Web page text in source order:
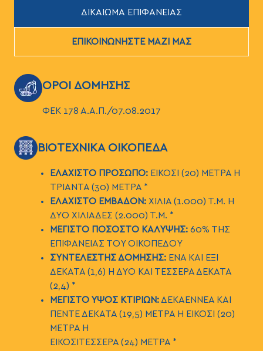
ΔΙΚΑΙΩΜΑ ΕΠΙΦΑΝΕΙΑΣ
ΕΠΙΚΟΙΝΩΝΗΣΤΕ ΜΑΖΙ ΜΑΣ
ΕΙΚΟΝΑΟΡΟΙ ΔΟΜΗΣΗΣ
ΦΕΚ 178 Α.Α.Π./07.08.2017
ΕΙΚΟΝΑΒΙΟΤΕΧΝΙΚΑ ΟΙΚΟΠΕΔΑ
ΕΛΑΧΙΣΤΟ ΠΡΟΣΩΠΟ:ΕΙΚΟΣΙ (20) ΜΕΤΡΑ Η
ΤΡΙΑΝΤΑ (30) ΜΕΤΡΑ *
ΕΛΑΧΙΣΤΟ ΕΜΒΑΔΟΝ:ΧΙΛΙΑ (1.000) Τ.Μ. Η
ΔΥΟ ΧΙΛΙΑΔΕΣ (2.000) Τ.Μ. *
ΜΕΓΙΣΤΟ ΠΟΣΟΣΤΟ ΚΑΛΥΨΗΣ:60% ΤΗΣ
ΕΠΙΦΑΝΕΙΑΣ ΤΟΥ ΟΙΚΟΠΕΔΟΥ
ΣΥΝΤΕΛΕΣΤΗΣ ΔΟΜΗΣΗΣ:ΕΝΑ ΚΑΙ ΕΞΙ
ΔΕΚΑΤΑ (1,6) Η ΔΥΟ ΚΑΙ ΤΕΣΣΕΡΑ ΔΕΚΑΤΑ
(2,4) *
ΜΕΓΙΣΤΟ ΥΨΟΣ ΚΤΙΡΙΩΝ:ΔΕΚΑΕΝΝΕΑ ΚΑΙ
ΠΕΝΤΕ ΔΕΚΑΤΑ (19,5) ΜΕΤΡΑ Η ΕΙΚΟΣΙ (20)
ΜΕΤΡΑ Η
ΕΙΚΟΣΙΤΕΣΣΕΡΑ (24) ΜΕΤΡΑ *